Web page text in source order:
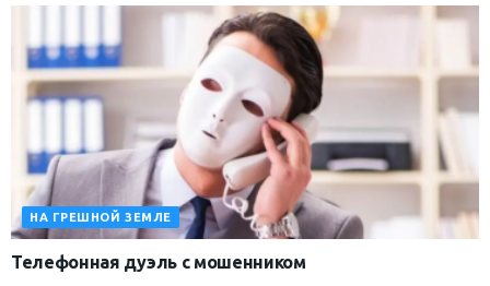
НА ГРЕШНОЙ ЗЕМЛЕ
Телефонная дуэль с мошенником